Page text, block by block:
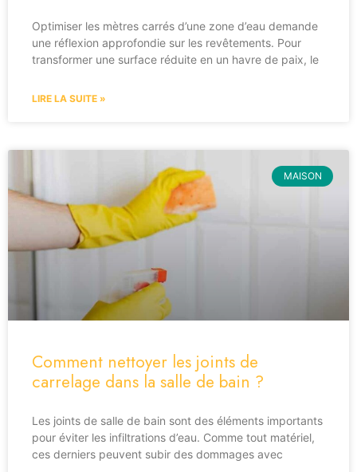
Optimiser les mètres carrés d’une zone d’eau demande
une réflexion approfondie sur les revêtements. Pour
transformer une surface réduite en un havre de paix, le
LIRE LA SUITE »
MAISON
Comment nettoyer les joints de
carrelage dans la salle de bain ?
Les joints de salle de bain sont des éléments importants
pour éviter les infiltrations d’eau. Comme tout matériel,
ces derniers peuvent subir des dommages avec